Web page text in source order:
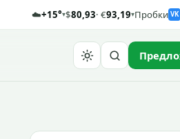
☁️+15°▾$80,93· €93,19▾Пробки VK